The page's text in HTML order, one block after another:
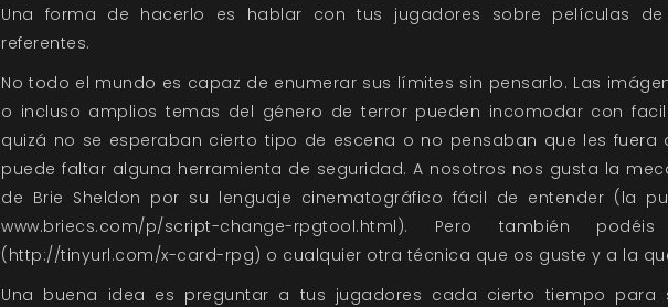
Una forma de hacerlo es hablar con tus jugadores sobre películas
referentes.
No todo el mundo es capaz de enumerar sus límites sin pensarlo. Las
o incluso amplios temas del género de terror pueden incomodar con
quizá no se esperaban cierto tipo de escena o no pensaban que les fuera
puede faltar alguna herramienta de seguridad. A nosotros nos gusta la
de Brie Sheldon por su lenguaje cinematográfico fácil de entender (la
www.briecs.com/p/script-change-rpgtool.html). Pero también
(http://tinyurl.com/x-card-rpg) o cualquier otra técnica que os guste y a la
Una buena idea es preguntar a tus jugadores cada cierto tiempo para